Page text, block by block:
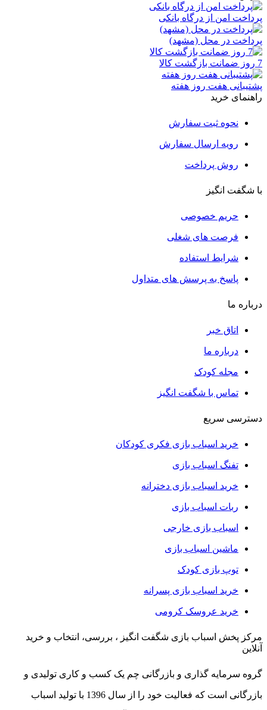
پرداخت امن از درگاه بانکی
پرداخت در محل (مشهد)
7 روز ضمانت بازگشت کالا
پشتیبانی هفت روز هفته
راهنمای خرید
نحوه ثبت سفارش
رویه ارسال سفارش
روش پرداخت
با شگفت انگیز
حریم خصوصی
فرصت های شغلی
شرایط استفاده
پاسخ به پرسش های متداول
درباره ما
اتاق خبر
درباره ما
مجله کودک
تماس با شگفت انگیز
دسترسی سریع
خرید اسباب بازی فکری کودکان
تفنگ اسباب بازی
خرید اسباب بازی دخترانه
ربات اسباب بازی
اسباب بازی خارجی
ماشین اسباب بازی
توپ بازی کودک
خرید اسباب بازی پسرانه
خرید عروسک کرومی
مرکز پخش اسباب بازی شگفت انگیز ، بررسی، انتخاب و خرید
آنلاین
گروه سرمایه گذاری و بازرگانی چم یک کسب و کاری تولیدی و
بازرگانی است که فعالیت خود را از سال 1396 با تولید اسباب